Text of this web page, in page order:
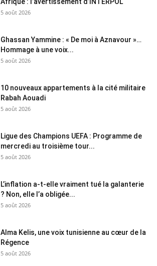
5 août 2026
Ghassan Yammine : « De moi à Aznavour »…
Hommage à une voix...
5 août 2026
10 nouveaux appartements à la cité militaire
Rabah Aouadi
5 août 2026
Ligue des Champions UEFA : Programme de
mercredi au troisième tour...
5 août 2026
L’inflation a-t-elle vraiment tué la galanterie
? Non, elle l’a obligée...
5 août 2026
Alma Kelis, une voix tunisienne au cœur de la
Régence
5 août 2026